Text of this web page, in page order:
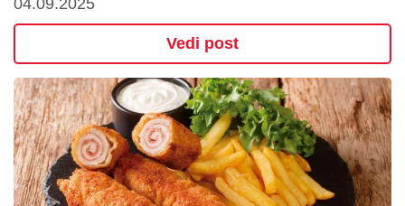
Vedi post